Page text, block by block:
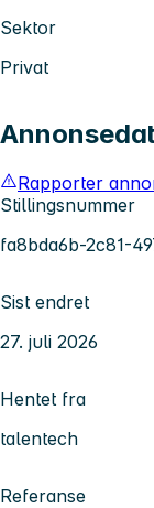
Sektor
Privat
Rapporter
Stillingsnummer
fa8bda6b-2c81-
Sist endret
27. juli 2026
Hentet fra
talentech
Referanse